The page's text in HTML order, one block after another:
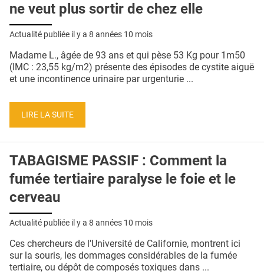
ne veut plus sortir de chez elle
Actualité publiée il y a 8 années 10 mois
Madame L., âgée de 93 ans et qui pèse 53 Kg pour 1m50
(IMC : 23,55 kg/m2) présente des épisodes de cystite aiguë
et une incontinence urinaire par urgenturie ...
LIRE LA SUITE
TABAGISME PASSIF : Comment la
fumée tertiaire paralyse le foie et le
cerveau
Actualité publiée il y a 8 années 10 mois
Ces chercheurs de l’Université de Californie, montrent ici
sur la souris, les dommages considérables de la fumée
tertiaire, ou dépôt de composés toxiques dans ...